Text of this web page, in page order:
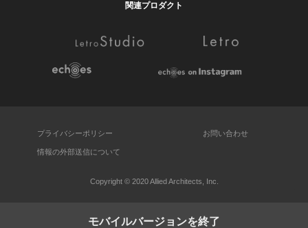
関連プロダクト
プライバシーポリシー お問い合わせ
情報の外部送信について
Copyright © 2020 Allied Architects, Inc.
モバイルバージョンを終了